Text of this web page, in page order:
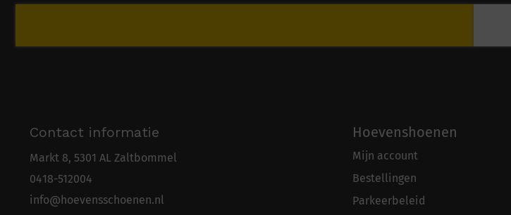
Contact informatie
Markt 8, 5301 AL Zaltbommel
0418-512004
info@hoevensschoenen.nl
Hoevenshoenen
Mijn account
Bestellingen
Parkeerbeleid